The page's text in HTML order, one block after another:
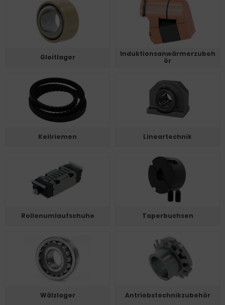
Gleitlager
Induktionsanwärmerzubeh
ör
Keilriemen Lineartechnik
Rollenumlaufschuhe Taperbuchsen
Wälzlager Antriebstechnikzubehör